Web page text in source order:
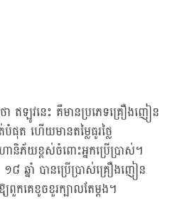
ថា ឥឡូវនេះ គឺមានប្រភេទគ្រឿងញៀន
ត ហើយមានតម្លៃធូរថ្លៃ
ភ័យខ្ពស់ចំពោះអ្នកប្រើប្រាស់។
៨ ឆ្នាំ បានប្រើប្រាស់គ្រឿងញៀន
កគេខូចខួរក្បាលតែម្ដង។